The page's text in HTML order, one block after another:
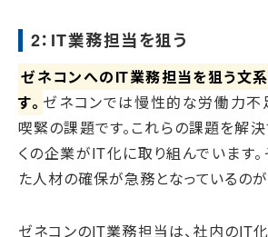
2：IT業務担当を狙う
ゼネコンへのIT業務担当を狙う文
す。 ゼネコンでは慢性的な労働力
喫緊の課題です。これらの課題を解決
くの企業がIT化に取り組んでいます。
た人材の確保が急務となっているのが
ゼネコンのIT業務担当は、社内のIT